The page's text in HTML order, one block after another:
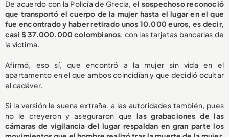
De acuerdo con la Policía de Grecia, el sospechoso reconoció
que transportó el cuerpo de la mujer hasta el lugar en el que
fue encontrado y haber retirado unos 10.000 euros, es decir,
casi $ 37.000.000 colombianos, con las tarjetas bancarias de
la víctima.
Afirmó, eso sí, que encontró a la mujer sin vida en el
apartamento en el que ambos coincidían y que decidió ocultar
el cadáver.
Si la versión le suena extraña, a las autoridades también, pues
no le creyeron y aseguraron quelas grabaciones de las
cámaras de vigilancia del lugar respaldan en gran parte los